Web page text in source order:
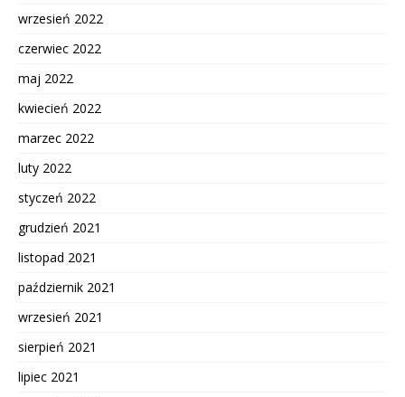
wrzesień 2022
czerwiec 2022
maj 2022
kwiecień 2022
marzec 2022
luty 2022
styczeń 2022
grudzień 2021
listopad 2021
październik 2021
wrzesień 2021
sierpień 2021
lipiec 2021